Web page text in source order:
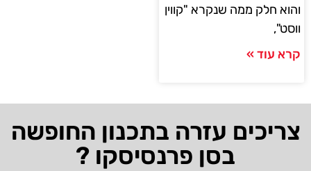
והוא חלק ממה שנקרא "קווין
ווסט",
קרא עוד »
צריכים עזרה בתכנון החופשה
בסן פרנסיסקו ?